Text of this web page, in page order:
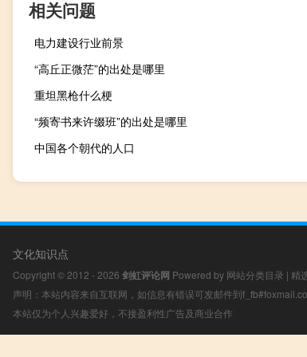
相关问题
电力建设行业前景
“高丘正微茫”的出处是哪里
重坦黑枪什么梗
“频寄书来许缀班”的出处是哪里
中国各个朝代的人口
文化知识点
Copyright © 2012 - 2026 剑虹评论网 Powered by 网站分类目录 | 精
声明：本站内容来自互联网，如信息有错误可发邮件到
本站仅为个人兴趣爱好，不接盈利性广告及商业合作